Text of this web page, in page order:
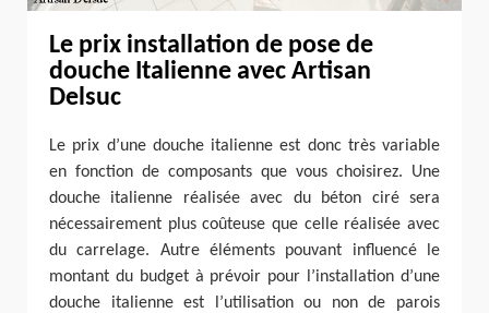
Le prix installation de pose de
douche Italienne avec Artisan
Delsuc
Le prix d’une douche italienne est donc très variable
en fonction de composants que vous choisirez. Une
douche italienne réalisée avec du béton ciré sera
nécessairement plus coûteuse que celle réalisée avec
du carrelage. Autre éléments pouvant influencé le
montant du budget à prévoir pour l’installation d’une
douche italienne est l’utilisation ou non de parois